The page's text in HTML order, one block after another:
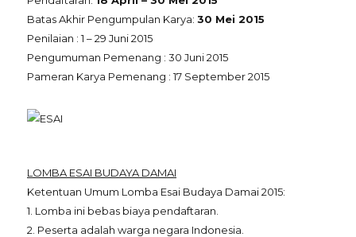
Batas Akhir Pengumpulan Karya: 30 Mei 2015
Penilaian : 1 – 29 Juni 2015
Pengumuman Pemenang : 30 Juni 2015
Pameran Karya Pemenang : 17 September 2015
LOMBA ESAI BUDAYA DAMAI
Ketentuan Umum Lomba Esai Budaya Damai 2015:
1. Lomba ini bebas biaya pendaftaran.
2. Peserta adalah warga negara Indonesia.